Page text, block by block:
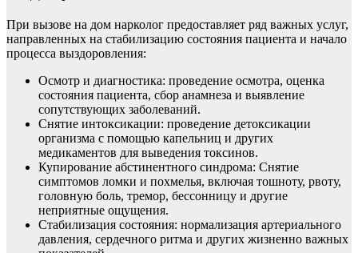
При вызове на дом нарколог предоставляет ряд важных услуг,
направленных на стабилизацию состояния пациента и начало
процесса выздоровления:
Осмотр и диагностика: проведение осмотра, оценка
состояния пациента, сбор анамнеза и выявление
сопутствующих заболеваний.
Снятие интоксикации: проведение детоксикации
организма с помощью капельниц и других
медикаментов для выведения токсинов.
Купирование абстинентного синдрома: Снятие
симптомов ломки и похмелья, включая тошноту, рвоту,
головную боль, тремор, бессонницу и другие
неприятные ощущения.
Стабилизация состояния: нормализация артериального
давления, сердечного ритма и других жизненно важных